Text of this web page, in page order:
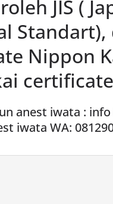
JIS (
Standart),
Nippon
certificate